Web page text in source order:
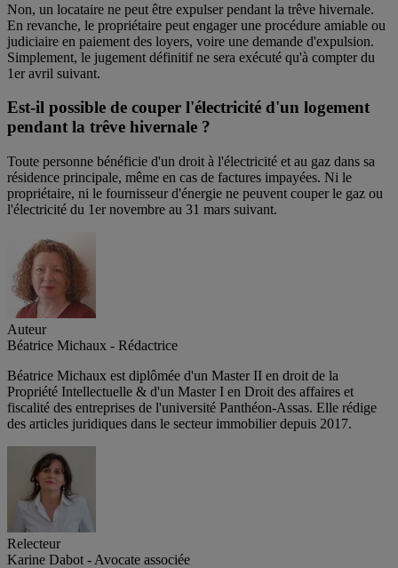
Non, un locataire ne peut être expulser pendant la trêve hivernale.
En revanche, le propriétaire peut engager une procédure amiable ou
judiciaire en paiement des loyers, voire une demande d'expulsion.
Simplement, le jugement définitif ne sera exécuté qu'à compter du
1er avril suivant.
Est-il possible de couper l'électricité d'un logement
pendant la trêve hivernale ?
Toute personne bénéficie d'un droit à l'électricité et au gaz dans sa
résidence principale, même en cas de factures impayées. Ni le
propriétaire, ni le fournisseur d'énergie ne peuvent couper le gaz ou
l'électricité du 1er novembre au 31 mars suivant.
Auteur
Béatrice Michaux - Rédactrice
Béatrice Michaux est diplômée d'un Master II en droit de la
Propriété Intellectuelle & d'un Master I en Droit des affaires et
fiscalité des entreprises de l'université Panthéon-Assas. Elle rédige
des articles juridiques dans le secteur immobilier depuis 2017.
Relecteur
Karine Dabot - Avocate associée